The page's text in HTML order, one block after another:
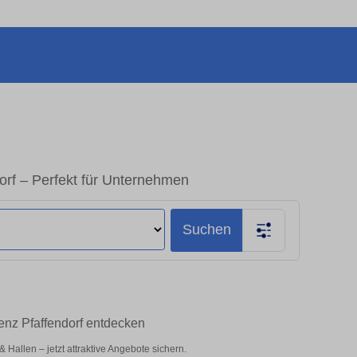
– Perfekt für Unternehmen
Suchen
Pfaffendorf entdecken
– jetzt attraktive Angebote sichern.